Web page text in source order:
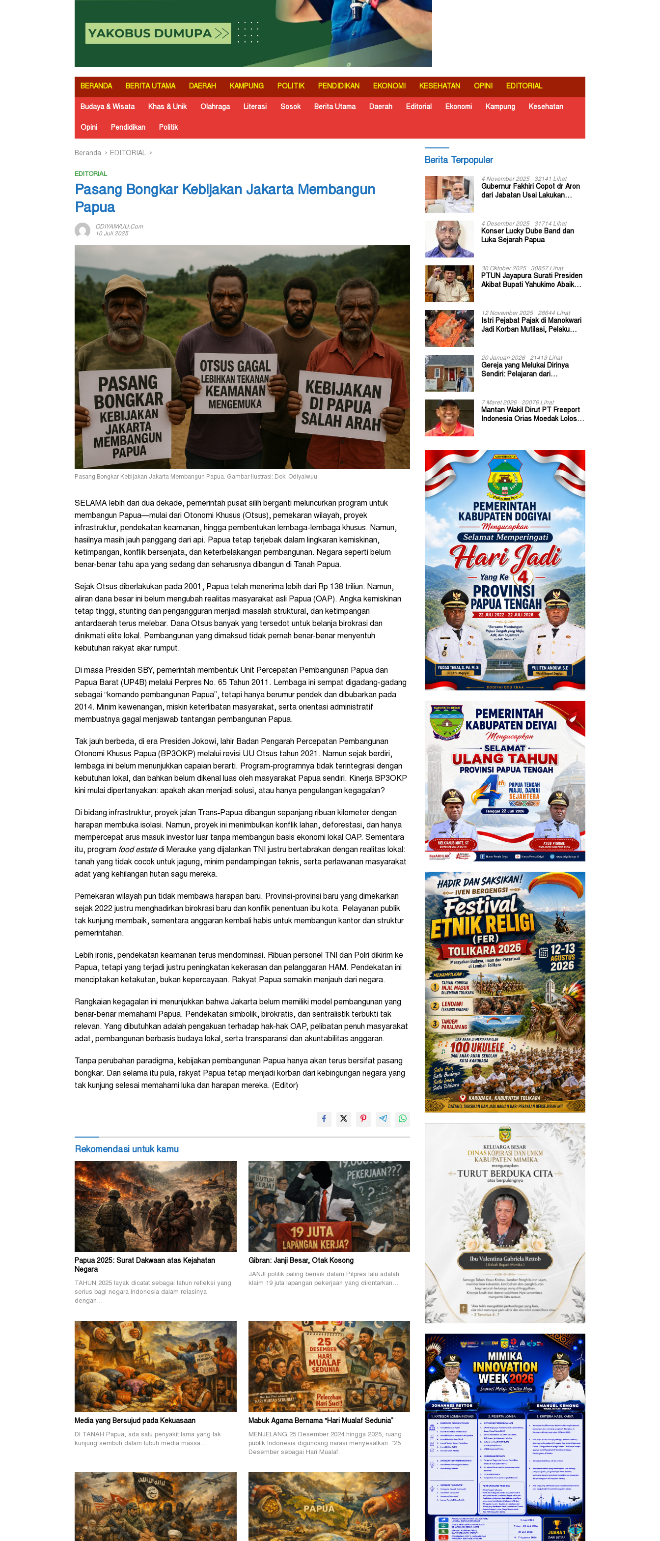
BERANDA BERITA UTAMA DAERAH KAMPUNG POLITIK PENDIDIKAN EKONOMI KESEHATAN OPINI EDITORIAL
Budaya & Wisata Khas & Unik Olahraga Literasi Sosok Berita Utama Daerah Editorial Ekonomi Kampung Kesehatan
Opini Pendidikan Politik
Beranda EDITORIAL
EDITORIAL
Pasang Bongkar Kebijakan Jakarta Membangun
Papua
ODIYAIWUU.com
10 Juli 2025
Pasang Bongkar Kebijakan Jakarta Membangun Papua. Gambar Ilustrasi: Dok. Odiyaiwuu
SELAMA lebih dari dua dekade, pemerintah pusat silih berganti meluncurkan program untuk
membangun Papua—mulai dari Otonomi Khusus (Otsus), pemekaran wilayah, proyek
infrastruktur, pendekatan keamanan, hingga pembentukan lembaga-lembaga khusus. Namun,
hasilnya masih jauh panggang dari api. Papua tetap terjebak dalam lingkaran kemiskinan,
ketimpangan, konflik bersenjata, dan keterbelakangan pembangunan. Negara seperti belum
benar-benar tahu apa yang sedang dan seharusnya dibangun di Tanah Papua.
Sejak Otsus diberlakukan pada 2001, Papua telah menerima lebih dari Rp 138 triliun. Namun,
aliran dana besar ini belum mengubah realitas masyarakat asli Papua (OAP). Angka kemiskinan
tetap tinggi, stunting dan pengangguran menjadi masalah struktural, dan ketimpangan
antardaerah terus melebar. Dana Otsus banyak yang tersedot untuk belanja birokrasi dan
dinikmati elite lokal. Pembangunan yang dimaksud tidak pernah benar-benar menyentuh
kebutuhan rakyat akar rumput.
Di masa Presiden SBY, pemerintah membentuk Unit Percepatan Pembangunan Papua dan
Papua Barat (UP4B) melalui Perpres No. 65 Tahun 2011. Lembaga ini sempat digadang-gadang
sebagai “komando pembangunan Papua”, tetapi hanya berumur pendek dan dibubarkan pada
2014. Minim kewenangan, miskin keterlibatan masyarakat, serta orientasi administratif
membuatnya gagal menjawab tantangan pembangunan Papua.
Tak jauh berbeda, di era Presiden Jokowi, lahir Badan Pengarah Percepatan Pembangunan
Otonomi Khusus Papua (BP3OKP) melalui revisi UU Otsus tahun 2021. Namun sejak berdiri,
lembaga ini belum menunjukkan capaian berarti. Program-programnya tidak terintegrasi dengan
kebutuhan lokal, dan bahkan belum dikenal luas oleh masyarakat Papua sendiri. Kinerja BP3OKP
kini mulai dipertanyakan: apakah akan menjadi solusi, atau hanya pengulangan kegagalan?
Di bidang infrastruktur, proyek jalan Trans‑Papua dibangun sepanjang ribuan kilometer dengan
harapan membuka isolasi. Namun, proyek ini menimbulkan konflik lahan, deforestasi, dan hanya
mempercepat arus masuk investor luar tanpa membangun basis ekonomi lokal OAP. Sementara
itu, program food estatedi Merauke yang dijalankan TNI justru bertabrakan dengan realitas lokal:
tanah yang tidak cocok untuk jagung, minim pendampingan teknis, serta perlawanan masyarakat
adat yang kehilangan hutan sagu mereka.
Pemekaran wilayah pun tidak membawa harapan baru. Provinsi-provinsi baru yang dimekarkan
sejak 2022 justru menghadirkan birokrasi baru dan konflik penentuan ibu kota. Pelayanan publik
tak kunjung membaik, sementara anggaran kembali habis untuk membangun kantor dan struktur
pemerintahan.
Lebih ironis, pendekatan keamanan terus mendominasi. Ribuan personel TNI dan Polri dikirim ke
Papua, tetapi yang terjadi justru peningkatan kekerasan dan pelanggaran HAM. Pendekatan ini
menciptakan ketakutan, bukan kepercayaan. Rakyat Papua semakin menjauh dari negara.
Rangkaian kegagalan ini menunjukkan bahwa Jakarta belum memiliki model pembangunan yang
benar-benar memahami Papua. Pendekatan simbolik, birokratis, dan sentralistik terbukti tak
relevan. Yang dibutuhkan adalah pengakuan terhadap hak-hak OAP, pelibatan penuh masyarakat
adat, pembangunan berbasis budaya lokal, serta transparansi dan akuntabilitas anggaran.
Tanpa perubahan paradigma, kebijakan pembangunan Papua hanya akan terus bersifat pasang
bongkar. Dan selama itu pula, rakyat Papua tetap menjadi korban dari kebingungan negara yang
tak kunjung selesai memahami luka dan harapan mereka. (Editor)
Rekomendasi untuk kamu
Papua 2025: Surat Dakwaan atas Kejahatan
Negara
TAHUN 2025 layak dicatat sebagai tahun refleksi yang
serius bagi negara Indonesia dalam relasinya
dengan…
Gibran: Janji Besar, Otak Kosong
JANJI politik paling berisik dalam Pilpres lalu adalah
klaim 19 juta lapangan pekerjaan yang dilontarkan…
Media yang Bersujud pada Kekuasaan
DI TANAH Papua, ada satu penyakit lama yang tak
kunjung sembuh dalam tubuh media massa…
Mabuk Agama Bernama “Hari Mualaf Sedunia”
MENJELANG 25 Desember 2024 hingga 2025, ruang
publik Indonesia diguncang narasi menyesatkan: “25
Desember sebagai Hari Mualaf…
Berita Terpopuler
4 November 2025 32141 Lihat
Gubernur Fakhiri Copot dr Aron
dari Jabatan Usai Lakukan
4 Desember 2025 31714 Lihat
Konser Lucky Dube Band dan
Luka Sejarah Papua
30 Oktober 2025 30857 Lihat
PTUN Jayapura Surati Presiden
Akibat Bupati Yahukimo Abaikan
12 November 2025 28644 Lihat
Istri Pejabat Pajak di Manokwari
Jadi Korban Mutilasi, Pelaku
20 Januari 2026 21413 Lihat
Gereja yang Melukai Dirinya
Sendiri: Pelajaran dari
7 Maret 2026 20076 Lihat
Mantan Wakil Dirut PT Freeport
Indonesia Orias Moedak Lolos